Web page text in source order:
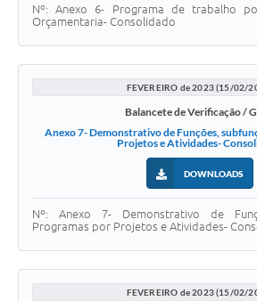
Nº: Anexo 6- Programa de trabalho
Orçamentaria- Consolidado
FEVEREIRO de 2023 (15/02/
Balancete de Verificação /
Anexo 7- Demonstrativo de Funções,
Projetos e Atividades-
DOWNLOADS
Nº: Anexo 7- Demonstrativo de
Programas por Projetos e Atividades-
FEVEREIRO de 2023 (15/02/